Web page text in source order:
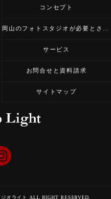
コンセプト
岡山のフォトスタジオが必要とされる理由
サービス
お問合せと資料請求
サイトマップ
オライト ALL RIGHT RESERVED.